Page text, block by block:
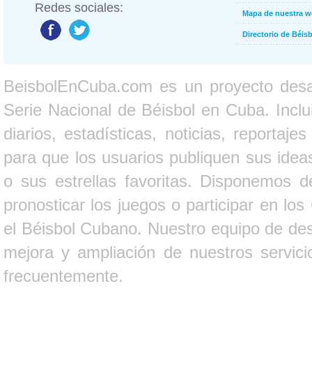
Redes sociales: Mapa de nuestra
Directorio de
BeisbolEnCuba.com es un proyecto
Serie Nacional de Béisbol en Cuba.
diarios, estadísticas, noticias,
para que los usuarios publiquen sus
o sus estrellas favoritas. Disponemos
pronosticar los juegos o participar en
el Béisbol Cubano. Nuestro equipo de
mejora y ampliación de nuestros
frecuentemente.